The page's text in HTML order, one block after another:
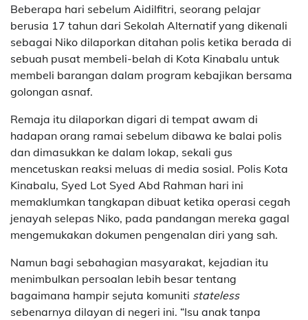
Beberapa hari sebelum Aidilfitri, seorang pelajar
berusia 17 tahun dari Sekolah Alternatif yang dikenali
sebagai Niko dilaporkan ditahan polis ketika berada di
sebuah pusat membeli-belah di Kota Kinabalu untuk
membeli barangan dalam program kebajikan bersama
golongan asnaf.
Remaja itu dilaporkan digari di tempat awam di
hadapan orang ramai sebelum dibawa ke balai polis
dan dimasukkan ke dalam lokap, sekali gus
mencetuskan reaksi meluas di media sosial. Polis Kota
Kinabalu, Syed Lot Syed Abd Rahman hari ini
memaklumkan tangkapan dibuat ketika operasi cegah
jenayah selepas Niko, pada pandangan mereka gagal
mengemukakan dokumen pengenalan diri yang sah.
Namun bagi sebahagian masyarakat, kejadian itu
menimbulkan persoalan lebih besar tentang
bagaimana hampir sejuta komuniti stateless
sebenarnya dilayan di negeri ini. “Isu anak tanpa